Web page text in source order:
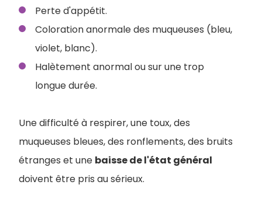
Perte d'appétit.
Coloration anormale des muqueuses (bleu,
violet, blanc).
Halètement anormal ou sur une trop
longue durée.
Une difficulté à respirer, une toux, des
muqueuses bleues, des ronflements, des bruits
étranges et une baisse de l'état général
doivent être pris au sérieux.